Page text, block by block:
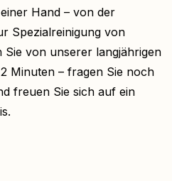
Hand – von der
Spezialreinigung von
von unserer langjährigen
Minuten – fragen Sie noch
freuen Sie sich auf ein